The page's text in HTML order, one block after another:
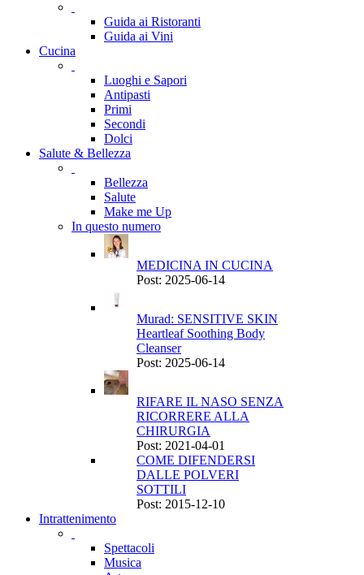
Guida ai Ristoranti
Guida ai Vini
Cucina
Luoghi e Sapori
Antipasti
Primi
Secondi
Dolci
Salute & Bellezza
Bellezza
Salute
Make me Up
In questo numero
MEDICINA IN CUCINA
Post: 2025-06-14
Murad: SENSITIVE SKIN
Heartleaf Soothing Body
Cleanser
Post: 2025-06-14
RIFARE IL NASO SENZA
RICORRERE ALLA
CHIRURGIA
Post: 2021-04-01
COME DIFENDERSI
DALLE POLVERI
SOTTILI
Post: 2015-12-10
Intrattenimento
Spettacoli
Musica